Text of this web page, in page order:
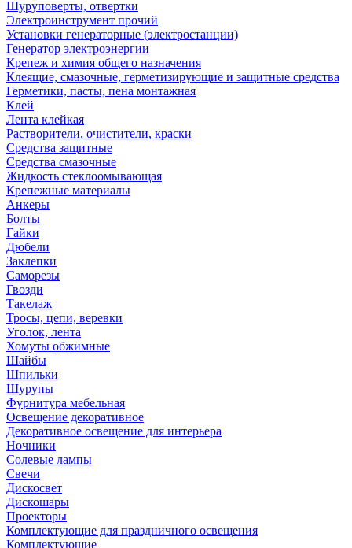
Шуруповерты, отвертки
Электроинструмент прочий
Установки генераторные (электростанции)
Генератор электроэнергии
Крепеж и химия общего назначения
Клеящие, смазочные, герметизирующие и защитные средства
Герметики, пасты, пена монтажная
Клей
Лента клейкая
Растворители, очистители, краски
Средства защитные
Средства смазочные
Жидкость стеклоомывающая
Крепежные материалы
Анкеры
Болты
Гайки
Дюбели
Заклепки
Саморезы
Гвозди
Такелаж
Тросы, цепи, веревки
Уголок, лента
Хомуты обжимные
Шайбы
Шпильки
Шурупы
Фурнитура мебельная
Освещение декоративное
Декоративное освещение для интерьера
Ночники
Солевые лампы
Свечи
Дискосвет
Дискошары
Проекторы
Комплектующие для праздничного освещения
Комплектующие